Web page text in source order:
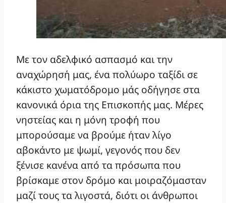
Με τον αδελφικό ασπασμό και την
αναχώρησή μας, ένα πολύωρο ταξίδι σε
κάκιστο χωματόδρομο μάς οδήγησε στα
κανονικά όρια της Επισκοπής μας. Μέρες
νηστείας και η μόνη τροφή που
μπορούσαμε να βρούμε ήταν λίγο
αβοκάντο με ψωμί, γεγονός που δεν
ξένισε κανένα από τα πρόσωπα που
βρίσκαμε στον δρόμο και μοιραζόμασταν
μαζί τους τα λιγοστά, διότι οι άνθρωποι